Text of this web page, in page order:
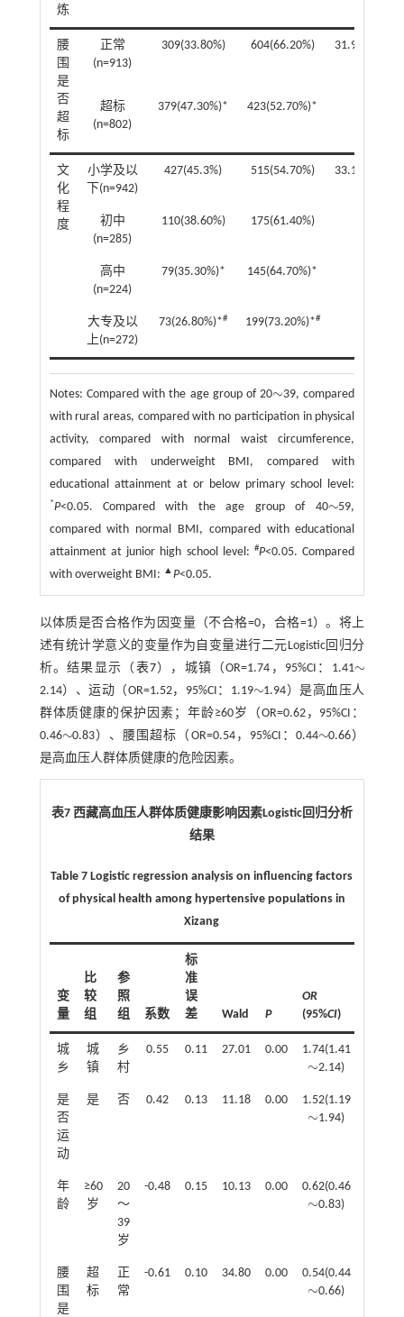
炼
腰
围
是
否
超
标
正常
(n=913)
309(33.80%) 604(66.20%) 31.97
超标
(n=802)
379(47.30%)* 423(52.70%)*
文
化
程
度
小学及以
下(n=942)
427(45.3%) 515(54.70%) 33.11
初中
(n=285)
110(38.60%) 175(61.40%)
高中
(n=224)
79(35.30%)* 145(64.70%)*
大专及以
上(n=272)
73(26.80%)*# 199(73.20%)*#
Notes: Compared with the age group of 20∼
∼39, compared
with rural areas, compared with no participation in physical
activity, compared with normal waist circumference,
compared with underweight BMI, compared with
educational attainment at or below primary school level:
*P<0.05. Compared with the age group of 40∼
∼59,
compared with normal BMI, compared with educational
attainment at junior high school level:#P<0.05. Compared
with overweight BMI: ▲P<0.05.
以体质是否合格作为因变量（不合格=0，合格=1）。将上
述有统计学意义的变量作为自变量进行二元Logistic回归分
析。结果显示（ 表7），城镇（OR=1.74，95%CI：1.41∼
∼
2.14）、运动（OR=1.52，95%CI：1.19∼
∼1.94）是高血压人
群体质健康的保护因素；年龄≥60岁（OR=0.62，95%CI：
0.46∼
∼0.83）、腰围超标（OR=0.54，95%CI：0.44∼
∼0.66）
是高血压人群体质健康的危险因素。
表7 西藏高血压人群体质健康影响因素Logistic回归分析
结果
Table 7 Logistic regression analysis on influencing factors
of physical health among hypertensive populations in
Xizang
变
量
比
较
组
参
照
组
系数
标
准
误
差
Wald P
OR
(95%CI)
城
乡
城
镇
乡
村
0.55 0.11 27.01 0.00 1.74(1.41
∼
∼2.14)
是
否
运
动
是 否 0.42 0.13 11.18 0.00 1.52(1.19
∼
∼1.94)
年
龄
≥60
岁
20
～
39
岁
-0.48 0.15 10.13 0.00 0.62(0.46
∼
∼0.83)
腰
围
是
超
标
正
常
-0.61 0.10 34.80 0.00 0.54(0.44
∼
∼0.66)